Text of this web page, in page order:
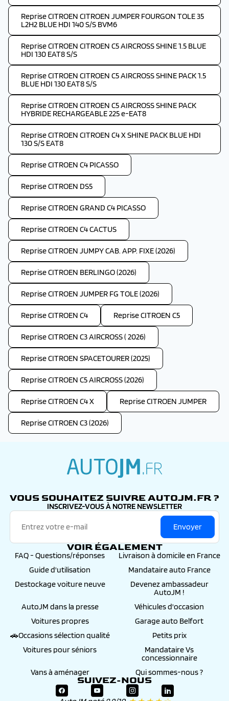
Reprise CITROEN CITROEN JUMPER FOURGON TOLE 35
L2H2 BLUE HDI 140 S/S BVM6
Reprise CITROEN CITROEN C5 AIRCROSS SHINE 1.5 BLUE
HDI 130 EAT8 S/S
Reprise CITROEN CITROEN C5 AIRCROSS SHINE PACK 1.5
BLUE HDI 130 EAT8 S/S
Reprise CITROEN CITROEN C5 AIRCROSS SHINE PACK
HYBRIDE RECHARGEABLE 225 e-EAT8
Reprise CITROEN CITROEN C4 X SHINE PACK BLUE HDI
130 S/S EAT8
Reprise CITROEN C4 PICASSO
Reprise CITROEN DS5
Reprise CITROEN GRAND C4 PICASSO
Reprise CITROEN C4 CACTUS
Reprise CITROEN JUMPY CAB. APP. FIXE (2026)
Reprise CITROEN BERLINGO (2026)
Reprise CITROEN JUMPER FG TOLE (2026)
Reprise CITROEN C4 Reprise CITROEN C5
Reprise CITROEN C3 AIRCROSS ( 2026)
Reprise CITROEN SPACETOURER (2025)
Reprise CITROEN C5 AIRCROSS (2026)
Reprise CITROEN C4 X Reprise CITROEN JUMPER
Reprise CITROEN C3 (2026)
VOUS SOUHAITEZ SUIVRE AUTOJM.FR ?
INSCRIVEZ-VOUS À NOTRE NEWSLETTER
Envoyer
VOIR ÉGALEMENT
FAQ - Questions/réponses
Livraison à domicile en France
Guide d'utilisation
Mandataire auto France
Destockage voiture neuve
Devenez ambassadeur
AutoJM !
AutoJM dans la presse
Véhicules d'occasion
Voitures propres
Garage auto Belfort
🚗Occasions sélection qualité
Petits prix
Voitures pour séniors
Mandataire Vs
concessionnaire
Vans à aménager
Qui sommes-nous ?
SUIVEZ-NOUS